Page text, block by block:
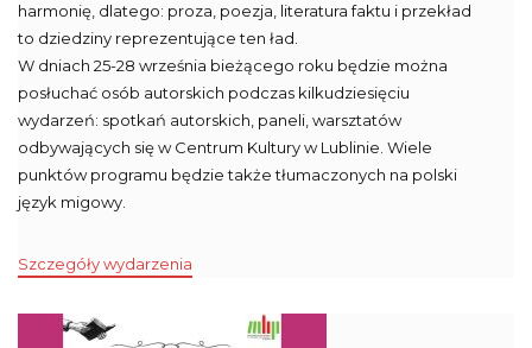
harmonię, dlatego: proza, poezja, literatura faktu i przekład
to dziedziny reprezentujące ten ład.
W dniach 25-28 września bieżącego roku będzie można
posłuchać osób autorskich podczas kilkudziesięciu
wydarzeń: spotkań autorskich, paneli, warsztatów
odbywających się w Centrum Kultury w Lublinie. Wiele
punktów programu będzie także tłumaczonych na polski
język migowy.
Szczegóły wydarzenia